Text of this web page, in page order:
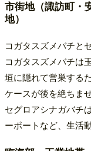
市街地（諏訪町・
地）
コガタスズメバチと
コガタスズメバチは
垣に隠れて営巣する
ケースが後を絶ちませ
セグロアシナガバチ
ーポートなど、生活